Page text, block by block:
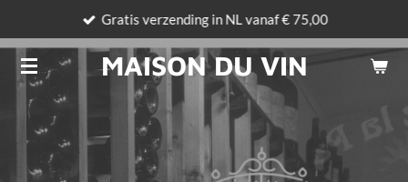
direct
naar
hoofdinhoud
MAISON DU VIN
Gratis verzending in NL vanaf € 75,00